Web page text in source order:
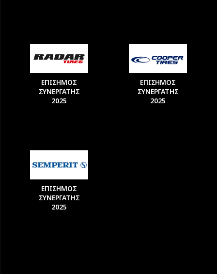
ΕΠΙΣΗΜΟΣ
ΣΥΝΕΡΓΑΤΗΣ
2025
ΕΠΙΣΗΜΟΣ
ΣΥΝΕΡΓΑΤΗΣ
2025
ΕΠΙΣΗΜΟΣ
ΣΥΝΕΡΓΑΤΗΣ
2025